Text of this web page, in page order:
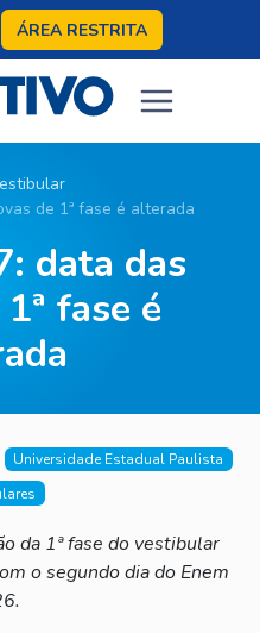
ÁREA RESTRITA
de 1ª fase é alterada
data das
fase é
Universidade Estadual Paulista
da 1ª fase do vestibular
o segundo dia do Enem